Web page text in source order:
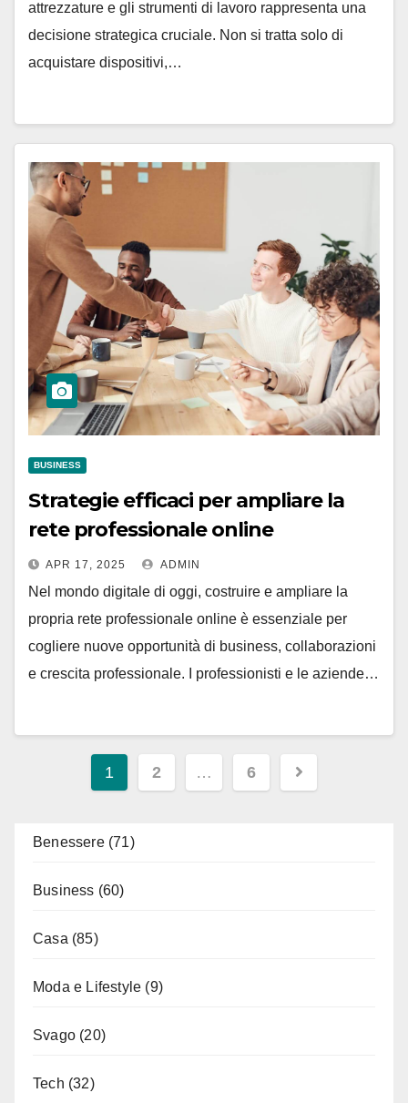
attrezzature e gli strumenti di lavoro rappresenta una
decisione strategica cruciale. Non si tratta solo di
acquistare dispositivi,…
BUSINESS
Strategie efficaci per ampliare la
rete professionale online
APR 17, 2025 ADMIN
Nel mondo digitale di oggi, costruire e ampliare la
propria rete professionale online è essenziale per
cogliere nuove opportunità di business, collaborazioni
e crescita professionale. I professionisti e le aziende…
Paginazione
articoli
1 2 … 6
Benessere(71)
Business (60)
Casa (85)
Moda e Lifestyle (9)
Svago (20)
Tech (32)